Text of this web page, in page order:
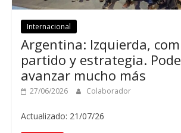
Internacional
Argentina: Izquierda,
partido y estrategia.
avanzar mucho más
27/06/2026 Colaborador
Actualizado: 21/07/26